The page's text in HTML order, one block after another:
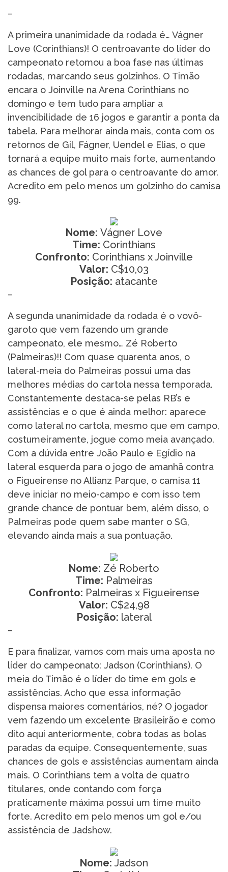
–
A primeira unanimidade da rodada é… Vágner
Love (Corinthians)! O centroavante do líder do
campeonato retomou a boa fase nas últimas
rodadas, marcando seus golzinhos. O Timão
encara o Joinville na Arena Corinthians no
domingo e tem tudo para ampliar a
invencibilidade de 16 jogos e garantir a ponta da
tabela. Para melhorar ainda mais, conta com os
retornos de Gil, Fágner, Uendel e Elias, o que
tornará a equipe muito mais forte, aumentando
as chances de gol para o centroavante do amor.
Acredito em pelo menos um golzinho do camisa
99.
Nome: Vágner Love
Time: Corinthians
Confronto: Corinthians x Joinville
Valor: C$10,03
Posição: atacante
–
A segunda unanimidade da rodada é o vovô-
garoto que vem fazendo um grande
campeonato, ele mesmo… Zé Roberto
(Palmeiras)!! Com quase quarenta anos, o
lateral-meia do Palmeiras possui uma das
melhores médias do cartola nessa temporada.
Constantemente destaca-se pelas RB’s e
assistências e o que é ainda melhor: aparece
como lateral no cartola, mesmo que em campo,
costumeiramente, jogue como meia avançado.
Com a dúvida entre João Paulo e Egídio na
lateral esquerda para o jogo de amanhã contra
o Figueirense no Allianz Parque, o camisa 11
deve iniciar no meio-campo e com isso tem
grande chance de pontuar bem, além disso, o
Palmeiras pode quem sabe manter o SG,
elevando ainda mais a sua pontuação.
Nome: Zé Roberto
Time: Palmeiras
Confronto: Palmeiras x Figueirense
Valor: C$24,98
Posição: lateral
–
E para finalizar, vamos com mais uma aposta no
líder do campeonato: Jadson (Corinthians). O
meia do Timão é o líder do time em gols e
assistências. Acho que essa informação
dispensa maiores comentários, né? O jogador
vem fazendo um excelente Brasileirão e como
dito aqui anteriormente, cobra todas as bolas
paradas da equipe. Consequentemente, suas
chances de gols e assistências aumentam ainda
mais. O Corinthians tem a volta de quatro
titulares, onde contando com força
praticamente máxima possui um time muito
forte. Acredito em pelo menos um gol e/ou
assistência de Jadshow.
Nome: Jadson